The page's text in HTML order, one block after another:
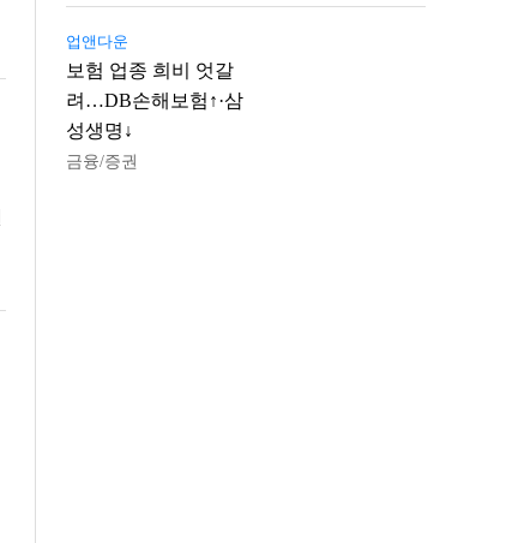
업앤다운
보험 업종 희비 엇갈
려…DB손해보험↑·삼
성생명↓
금융/증권